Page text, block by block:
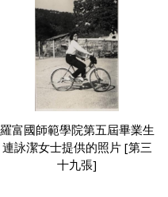
羅富國師範學院第五屆畢業生
連詠潔女士提供的照片 [第三
十九張]